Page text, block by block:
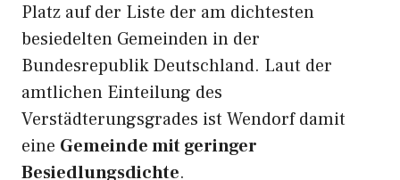
Platz auf der Liste der am dichtesten
besiedelten Gemeinden in der
Bundesrepublik Deutschland. Laut der
amtlichen Einteilung des
Verstädterungsgrades ist Wendorf damit
eine Gemeinde mit geringer
Besiedlungsdichte.